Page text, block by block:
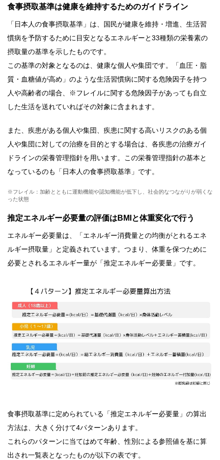
食事摂取基準は健康を維持するためのガイドライン
「日本人の食事摂取基準」は、国民が健康を維持・増進、生活習
慣病を予防するために目安となるエネルギーと33種類の栄養素の
摂取量の基準を示したものです。
この基準の対象となるのは、健康な個人や集団です。「血圧・脂
質・血糖値が高め」のような生活習慣病に関する危険因子を持つ
人や高齢者の場合、※フレイルに関する危険因子があっても自立
した生活を送れていればその対象に含まれます。
また、疾患がある個人や集団、疾患に関する高いリスクのある個
人や集団に対しての治療を目的とする場合は、各疾患の治療ガイ
ドラインの栄養管理指針を用います。この栄養管理指針の基本と
なっているのも「日本人の食事摂取基準」です。
※フレイル：加齢とともに運動機能や認知機能が低下し、社会的なつながりが弱くな
った状態
推定エネルギー必要量の評価はBMIと体重変化で行う
エネルギー必要量は、「エネルギー消費量との均衡がとれるエネ
ルギー摂取量」と定義されています。つまり、体重を保つために
必要とされるエネルギー量が「推定エネルギー必要量」です。
食事摂取基準に定められている「推定エネルギー必要量」の算出
方法は、大きく分けて4パターンあります。
これらのパターンに当てはめて年齢、性別による参照値を基に算
出され一覧表となったものが以下の表です。